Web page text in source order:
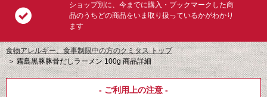
ショップ別に、今までに購入・ブックマークした商
品のうちどの商品をいま取り扱っているかがわかり
ます
食物アレルギー、食事制限中の方のクミタス トップ
＞霧島黒豚豚骨だしラーメン 100g 商品詳細
- ご利用上の注意 -